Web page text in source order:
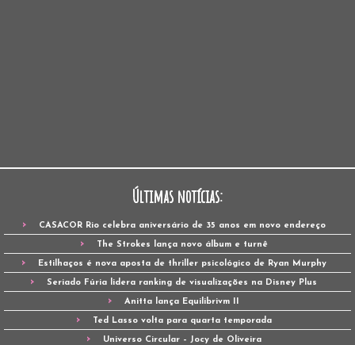
Últimas notícias:
CASACOR Rio celebra aniversário de 35 anos em novo endereço
The Strokes lança novo álbum e turnê
Estilhaços é nova aposta de thriller psicológico de Ryan Murphy
Seriado Fúria lidera ranking de visualizações na Disney Plus
Anitta lança Equilibrivm II
Ted Lasso volta para quarta temporada
Universo Circular – Jocy de Oliveira